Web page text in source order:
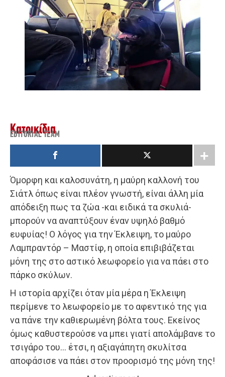
Κατοικίδια
EDITORIAL TEAM
Όμορφη και καλοσυνάτη, η μαύρη καλλονή του
Σιάτλ όπως είναι πλέον γνωστή, είναι άλλη μία
απόδειξη πως τα ζώα -και ειδικά τα σκυλιά-
μπορούν να αναπτύξουν έναν υψηλό βαθμό
ευφυίας! Ο λόγος για την Έκλειψη, το μαύρο
Λαμπραντόρ – Μαστίφ, η οποία επιβιβάζεται
μόνη της στο αστικό λεωφορείο για να πάει στο
πάρκο σκύλων.
Η ιστορία αρχίζει όταν μία μέρα η Έκλειψη
περίμενε το λεωφορείο με το αφεντικό της για
να πάνε την καθιερωμένη βόλτα τους. Εκείνος
όμως καθυστερούσε να μπει γιατί απολάμβανε το
τσιγάρο του… έτσι, η αξιαγάπητη σκυλίτσα
αποφάσισε να πάει στον προορισμό της μόνη της!